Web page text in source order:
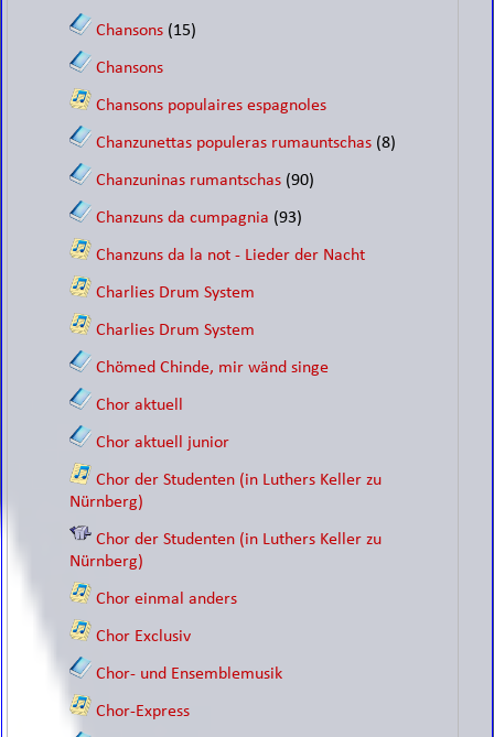
Chansons (15)
Chansons
Chansons populaires espagnoles
Chanzunettas populeras rumauntschas (8)
Chanzuninas rumantschas (90)
Chanzuns da cumpagnia (93)
Chanzuns da la not - Lieder der Nacht
Charlies Drum System
Charlies Drum System
Chömed Chinde, mir wänd singe
Chor aktuell
Chor aktuell junior
Chor der Studenten (in Luthers Keller zu
Nürnberg)
Chor der Studenten (in Luthers Keller zu
Nürnberg)
Chor einmal anders
Chor Exclusiv
Chor- und Ensemblemusik
Chor-Express